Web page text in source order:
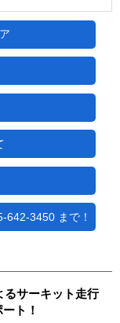
642-3450 まで！
るサーキット走行
ト！